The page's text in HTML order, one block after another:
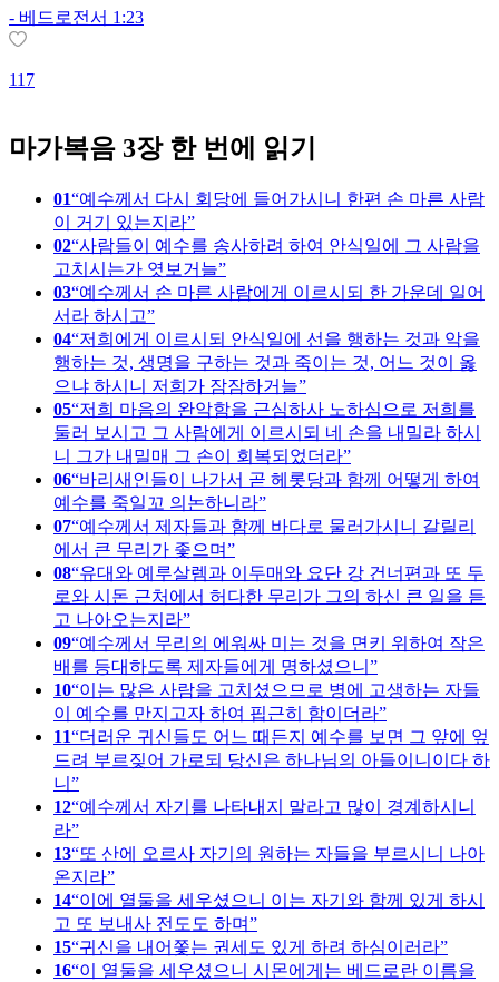
- 베드로전서 1:23
117
마가복음 3장 한 번에 읽기
01 예수께서 다시 회당에 들어가시니 한편 손 마른 사람
이 거기 있는지라
02 사람들이 예수를 송사하려 하여 안식일에 그 사람을
고치시는가 엿보거늘
03 예수께서 손 마른 사람에게 이르시되 한 가운데 일어
서라 하시고
04 저희에게 이르시되 안식일에 선을 행하는 것과 악을
행하는 것, 생명을 구하는 것과 죽이는 것, 어느 것이 옳
으냐 하시니 저희가 잠잠하거늘
05 저희 마음의 완악함을 근심하사 노하심으로 저희를
둘러 보시고 그 사람에게 이르시되 네 손을 내밀라 하시
니 그가 내밀매 그 손이 회복되었더라
06 바리새인들이 나가서 곧 헤롯당과 함께 어떻게 하여
예수를 죽일꼬 의논하니라
07 예수께서 제자들과 함께 바다로 물러가시니 갈릴리
에서 큰 무리가 좇으며
08 유대와 예루살렘과 이두매와 요단 강 건너편과 또 두
로와 시돈 근처에서 허다한 무리가 그의 하신 큰 일을 듣
고 나아오는지라
09 예수께서 무리의 에워싸 미는 것을 면키 위하여 작은
배를 등대하도록 제자들에게 명하셨으니
10 이는 많은 사람을 고치셨으므로 병에 고생하는 자들
이 예수를 만지고자 하여 핍근히 함이더라
11 더러운 귀신들도 어느 때든지 예수를 보면 그 앞에 엎
드려 부르짖어 가로되 당신은 하나님의 아들이니이다 하
니
12 예수께서 자기를 나타내지 말라고 많이 경계하시니
라
13 또 산에 오르사 자기의 원하는 자들을 부르시니 나아
온지라
14 이에 열둘을 세우셨으니 이는 자기와 함께 있게 하시
고 또 보내사 전도도 하며
15 귀신을 내어쫓는 권세도 있게 하려 하심이러라
16 이 열둘을 세우셨으니 시몬에게는 베드로란 이름을